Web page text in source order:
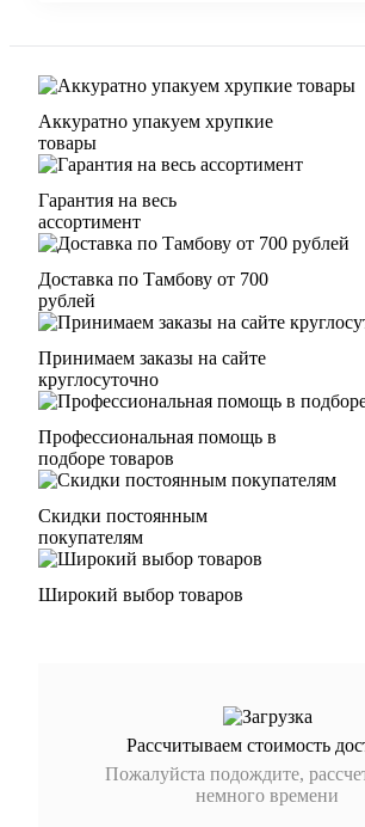
Аккуратно упакуем хрупкие
товары
Гарантия на весь
ассортимент
Доставка по Тамбову от 700
рублей
Принимаем заказы на сайте
круглосуточно
Профессиональная помощь в
подборе товаров
Скидки постоянным
покупателям
Широкий выбор товаров
Рассчитываем стоимость
Пожалуйста подождите,
немного времени